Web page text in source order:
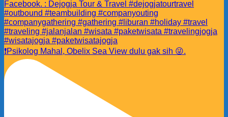
❗️Psikolog Mahal, Obelix Sea View dulu gak sih 😜.